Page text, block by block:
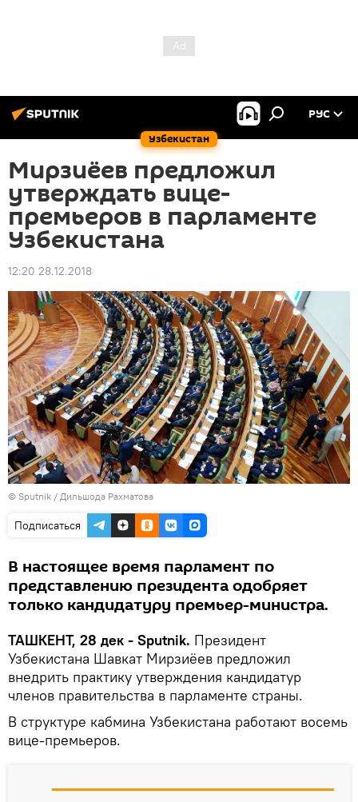
Узбекистан
РУС
Мирзиёев предложил
утверждать вице-
премьеров в парламенте
Узбекистана
12:20 28.12.2018
© Sputnik / Дильшода Рахматова
Подписаться
В настоящее время парламент по
представлению президента одобряет
только кандидатуру премьер-министра.
ТАШКЕНТ, 28 дек - Sputnik. Президент
Узбекистана Шавкат Мирзиёев предложил
внедрить практику утверждения кандидатур
членов правительства в парламенте страны.
В структуре кабмина Узбекистана работают восемь
вице-премьеров.